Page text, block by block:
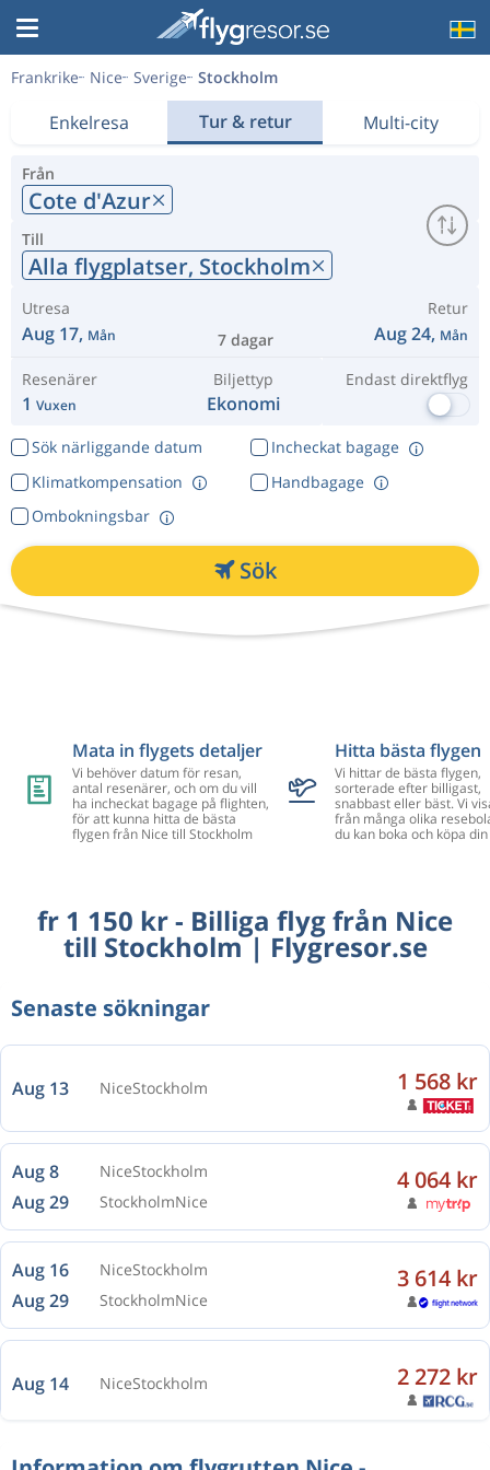
Frankrike Nice Sverige Stockholm
Enkelresa Tur & retur Multi-city
Från
Cote d'Azur
Till
Alla flygplatser, Stockholm
Utresa
Aug 17, Mån 7 dagar
Retur
Aug 24, Mån
Resenärer
1 Vuxen
Biljettyp
Ekonomi
Endast direktflyg
Sök närliggande datum
Incheckat bagage
Klimatkompensation
Ombokningsbar
Handbagage
Sök
Mata in flygets detaljer
Vi behöver datum för resan,
antal resenärer, och om du vill
ha incheckat bagage på flighten,
för att kunna hitta de bästa
flygen från Nice till Stockholm
Hitta bästa flygen
Vi hittar de bästa flygen,
sorterade efter billigast,
snabbast eller bäst. Vi
från många olika
du kan boka och köpa
fr 1 150 kr - Billiga flyg från Nice
till Stockholm | Flygresor.se
Senaste sökningar
Aug 13 NiceStockholm 1 568 kr
Aug 8 NiceStockholm
Aug 29 StockholmNice
4 064 kr
Aug 16 NiceStockholm
Aug 29 StockholmNice
3 614 kr
Aug 14 NiceStockholm 2 272 kr